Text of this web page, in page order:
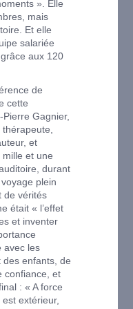
». Elle
mais
Et elle
salariée
aux 120
de
cette
Gagnier,
et
et une
durant
plein
de vérités
était « l’effet
et inventer
avec les
des enfants, de
confiance, et
: « A force
extérieur,